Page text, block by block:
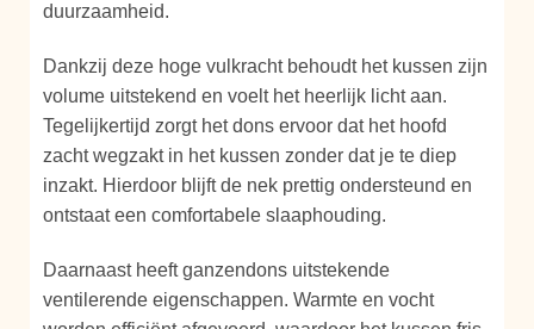
duurzaamheid.
Dankzij deze hoge vulkracht behoudt het kussen zijn
volume uitstekend en voelt het heerlijk licht aan.
Tegelijkertijd zorgt het dons ervoor dat het hoofd
zacht wegzakt in het kussen zonder dat je te diep
inzakt. Hierdoor blijft de nek prettig ondersteund en
ontstaat een comfortabele slaaphouding.
Daarnaast heeft ganzendons uitstekende
ventilerende eigenschappen. Warmte en vocht